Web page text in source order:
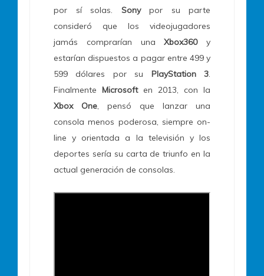
por sí solas. Sonypor su parte
consideró que los videojugadores
jamás comprarían unaXbox360y
estarían dispuestos a pagar entre 499 y
599 dólares por su PlayStation 3
Finalmente Microsoften 2013, con la
Xbox One , pensó que lanzar una
consola menos poderosa, siempre on-
line y orientada a la televisión y los
deportes sería su carta de triunfo en la
actual generación de consolas.